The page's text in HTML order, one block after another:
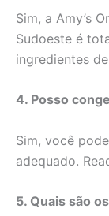
Sim, a Amy’s
Sudoeste é
ingredientes
4. Posso
Sim, você
adequado.
5. Quais são